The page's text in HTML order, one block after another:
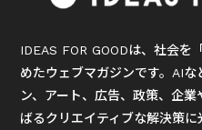
IDEAS FOR GOODは、社会を
めたウェブマガジンです。AI
ン、アート、広告、政策、企
ばるクリエイティブな解決策